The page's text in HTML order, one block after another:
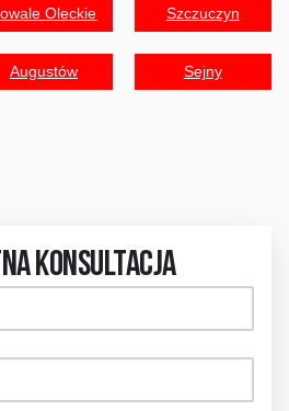
Oleckie Szczuczyn
Augustów Sejny
KONSULTACJA